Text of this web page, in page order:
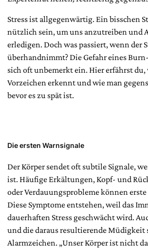
Stress ist allgegenwärtig. Ein bisschen
nützlich sein, um uns anzutreiben und
erledigen. Doch was passiert, wenn der
überhandnimmt? Die Gefahr eines
sich oft unbemerkt ein. Hier erfährst du,
Vorzeichen erkennt und wie man
bevor es zu spät ist.
Die ersten Warnsignale
Der Körper sendet oft subtile Signale,
ist. Häufige Erkältungen, Kopf- und
oder Verdauungsprobleme können
Diese Symptome entstehen, weil das
dauerhaften Stress geschwächt wird.
und die daraus resultierende Müdigkeit
Alarmzeichen. „Unser Körper ist nicht